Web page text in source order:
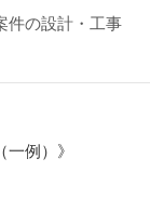
件の設計・工事
例）》